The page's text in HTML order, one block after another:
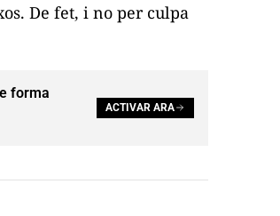
De fet, i no per culpa
forma
ACTIVAR ARA